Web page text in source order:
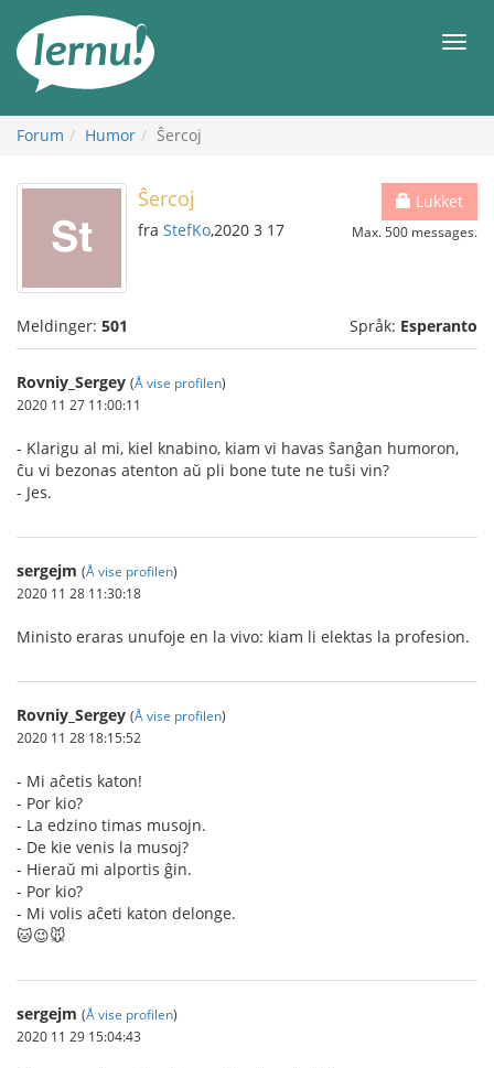
innholdet
Meny
Forum Humor Ŝercoj
Lukket
Max. 500 messages.
Ŝercoj
fra StefKo,2020 3 17
Meldinger: 501 Språk: Esperanto
Rovniy_Sergey (Å vise profilen)
2020 11 27 11:00:11
- Klarigu al mi, kiel knabino, kiam vi havas ŝanĝan humoron,
ĉu vi bezonas atenton aŭ pli bone tute ne tuŝi vin?
- Jes.
sergejm (Å vise profilen)
2020 11 28 11:30:18
Ministo eraras unufoje en la vivo: kiam li elektas la profesion.
Rovniy_Sergey (Å vise profilen)
2020 11 28 18:15:52
- Mi aĉetis katon!
- Por kio?
- La edzino timas musojn.
- De kie venis la musoj?
- Hieraŭ mi alportis ĝin.
- Por kio?
- Mi volis aĉeti katon delonge.
🐱😉🐭
sergejm (Å vise profilen)
2020 11 29 15:04:43